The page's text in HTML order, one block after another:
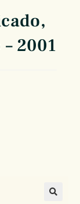
2001